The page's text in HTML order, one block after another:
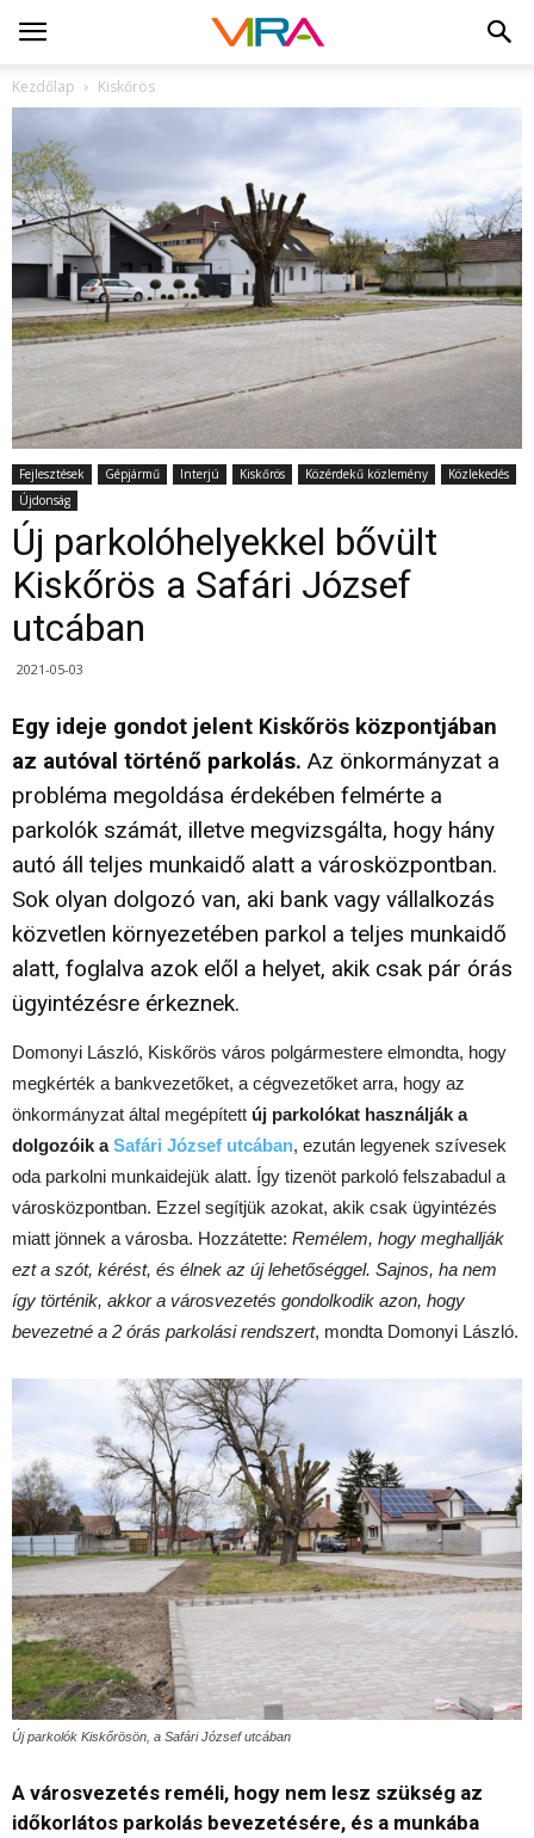
Kezdőlap Kiskőrös
Fejlesztések Gépjármű Interjú Kiskőrös Közérdekű közlemény
Közlekedés
Újdonság
Új parkolóhelyekkel bővült
Kiskőrös a Safári József
utcában
2021-05-03
Egy ideje gondot jelent Kiskőrös központjában
az autóval történő parkolás. Az önkormányzat a
probléma megoldása érdekében felmérte a
parkolók számát, illetve megvizsgálta, hogy hány
autó áll teljes munkaidő alatt a városközpontban.
Sok olyan dolgozó van, aki bank vagy vállalkozás
közvetlen környezetében parkol a teljes munkaidő
alatt, foglalva azok elől a helyet, akik csak pár órás
ügyintézésre érkeznek.
Domonyi László, Kiskőrös város polgármestere elmondta, hogy
megkérték a bankvezetőket, a cégvezetőket arra, hogy az
önkormányzat által megépített új parkolókat használják a
dolgozóik aSafári József utcában, ezután legyenek szívesek
oda parkolni munkaidejük alatt. Így tizenöt parkoló felszabadul a
városközpontban. Ezzel segítjük azokat, akik csak ügyintézés
miatt jönnek a városba. Hozzátette: Remélem, hogy meghallják
ezt a szót, kérést, és élnek az új lehetőséggel. Sajnos, ha nem
így történik, akkor a városvezetés gondolkodik azon, hogy
bevezetné a 2 órás parkolási rendszert, mondta Domonyi László.
Új parkolók Kiskőrösön, a Safári József utcában
A városvezetés reméli, hogy nem lesz szükség az
időkorlátos parkolás bevezetésére, és a munkába